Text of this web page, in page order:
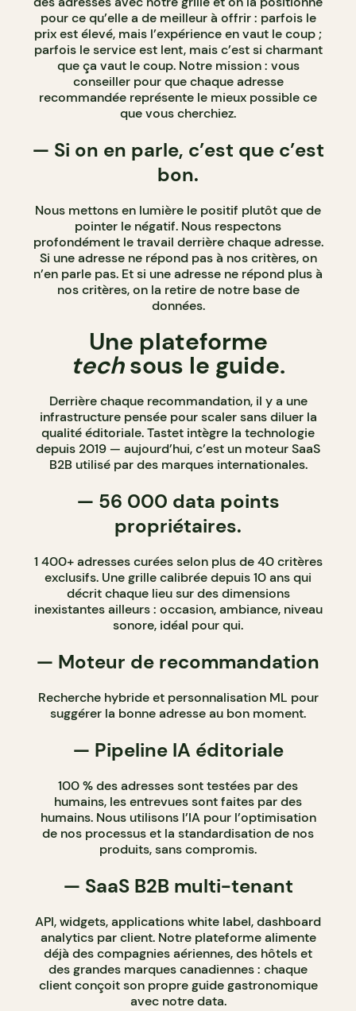
pour ce qu’elle a de meilleur à offrir : parfois le
prix est élevé, mais l’expérience en vaut le coup ;
parfois le service est lent, mais c’est si charmant
que ça vaut le coup. Notre mission : vous
conseiller pour que chaque adresse
recommandée représente le mieux possible ce
que vous cherchiez.
— Si on en parle, c’est que c’est
bon.
Nous mettons en lumière le positif plutôt que de
pointer le négatif. Nous respectons
profondément le travail derrière chaque adresse.
Si une adresse ne répond pas à nos critères, on
n’en parle pas. Et si une adresse ne répond plus à
nos critères, on la retire de notre base de
données.
Une plateforme
techsous le guide.
Derrière chaque recommandation, il y a une
infrastructure pensée pour scaler sans diluer la
qualité éditoriale. Tastet intègre la technologie
depuis 2019 — aujourd’hui, c’est un moteur SaaS
B2B utilisé par des marques internationales.
— 56 000 data points
propriétaires.
1 400+ adresses curées selon plus de 40 critères
exclusifs. Une grille calibrée depuis 10 ans qui
décrit chaque lieu sur des dimensions
inexistantes ailleurs : occasion, ambiance, niveau
sonore, idéal pour qui.
— Moteur de recommandation
Recherche hybride et personnalisation ML pour
suggérer la bonne adresse au bon moment.
— Pipeline IA éditoriale
100 % des adresses sont testées par des
humains, les entrevues sont faites par des
humains. Nous utilisons l’IA pour l’optimisation
de nos processus et la standardisation de nos
produits, sans compromis.
— SaaS B2B multi-tenant
API, widgets, applications white label, dashboard
analytics par client. Notre plateforme alimente
déjà des compagnies aériennes, des hôtels et
des grandes marques canadiennes : chaque
client conçoit son propre guide gastronomique
avec notre data.